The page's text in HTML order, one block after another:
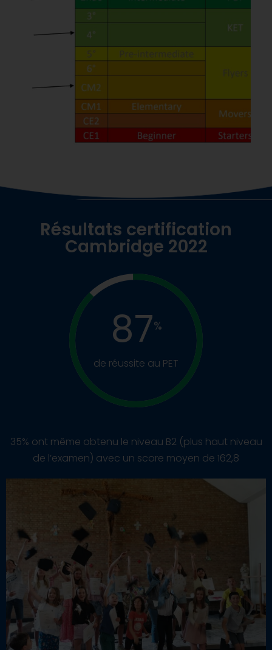
Résultats certification
Cambridge 2022
87%
de réussite au PET
35% ont même obtenu le niveau B2 (plus haut niveau
de l’examen) avec un score moyen de 162,8